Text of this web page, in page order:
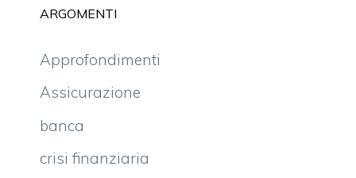
ARGOMENTI
Approfondimenti
Assicurazione
banca
crisi finanziaria